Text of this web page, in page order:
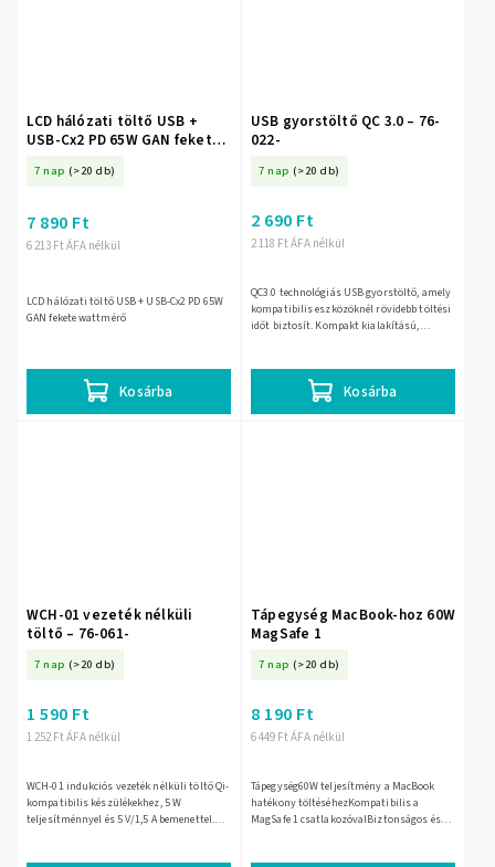
LCD hálózati töltő USB +
USB-Cx2 PD 65W GAN fekete
7 nap (>20 db)
6 213 Ft ÁFA nélkül
7 890 Ft
Kosárba
LCD hálózati töltő USB + USB-Cx2 PD 65W
GAN fekete wattmérő
USB gyorstöltő QC 3.0 – 76-
022-
7 nap (>20 db)
2 118 Ft ÁFA nélkül
2 690 Ft
Kosárba
QC3.0 technológiás USB gyorstöltő, amely
kompatibilis eszközöknél rövidebb töltési
időt biztosít. Kompakt kialakítású,
WCH-01 vezeték nélküli
töltő – 76-061-
7 nap (>20 db)
1 252 Ft ÁFA nélkül
1 590 Ft
WCH-01 indukciós vezeték nélküli töltő Qi-
kompatibilis készülékekhez, 5 W
teljesítménnyel és 5 V/1,5 A bemenettel.
Tápegység MacBook-hoz 60W
MagSafe 1
7 nap (>20 db)
6 449 Ft ÁFA nélkül
8 190 Ft
Tápegység60W teljesítmény a MacBook
hatékony töltéséhezKompatibilis a
MagSafe 1 csatlakozóvalBiztonságos és